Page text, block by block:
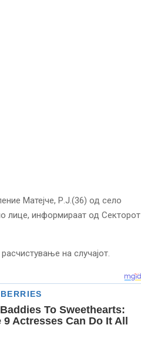
Матејче, Р.Ј.(36) од село
лице, информираат од Секторот
на случајот.